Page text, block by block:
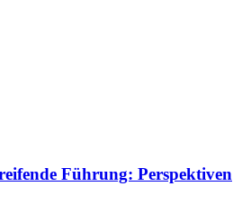
Führung: Perspektiven